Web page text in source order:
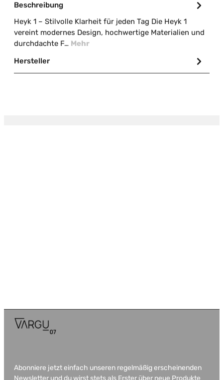
Beschreibung
Heyk 1 – Stilvolle Klarheit für jeden Tag Die Heyk 1
vereint modernes Design, hochwertige Materialien und
durchdachte F… Mehr
Hersteller
Abonniere jetzt einfach unseren regelmäßig erscheinenden
Newsletter und du wirst stets als Erster über neue Produkte